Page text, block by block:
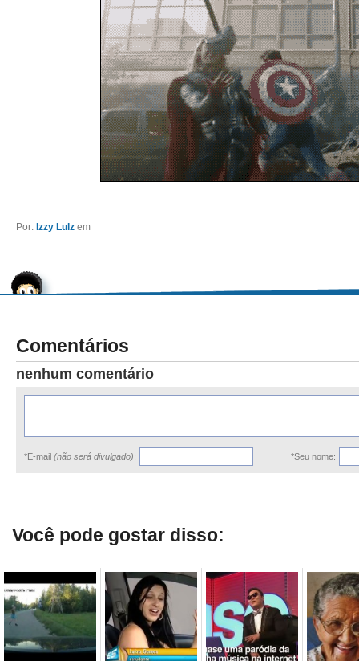
Por: Izzy Lulz em
Comentários
nenhum comentário
*E-mail (não será divulgado): *Seu nome:
Você pode gostar disso: